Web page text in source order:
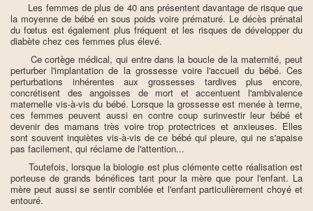
Les femmes de plus de 40 ans présentent davantage de risque que
la moyenne de bébé en sous poids voire prématuré. Le décès prénatal
du fœtus est également plus fréquent et les risques de développer du
diabète chez ces femmes plus élevé.
Ce cortège médical, qui entre dans la boucle de la maternité, peut
perturber l'implantation de la grossesse voire l'accueil du bébé. Ces
perturbations inhérentes aux grossesses tardives plus encore,
concrétisent des angoisses de mort et accentuent l'ambivalence
maternelle vis-à-vis du bébé. Lorsque la grossesse est menée à terme,
ces femmes peuvent aussi en contre coup surinvestir leur bébé et
devenir des mamans très voire trop protectrices et anxieuses. Elles
sont souvent inquiètes vis-à-vis de ce bébé qui pleure, qui ne s'apaise
pas facilement, qui réclame de l'attention...
Toutefois, lorsque la biologie est plus clémente cette réalisation est
porteuse de grands bénéfices tant pour la mère que pour l'enfant. La
mère peut aussi se sentir comblée et l'enfant particulièrement choyé et
entouré.